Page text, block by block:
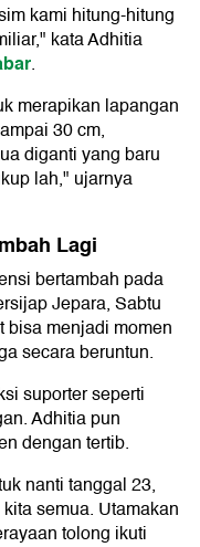
kami hitung-hitung
kata Adhitia
.
merapikan lapangan
30 cm,
diganti yang baru
lah," ujarnya
Lagi
bertambah pada
Jepara, Sabtu
bisa menjadi momen
secara beruntun.
suporter seperti
Adhitia pun
dengan tertib.
nanti tanggal 23,
semua. Utamakan
tolong ikuti